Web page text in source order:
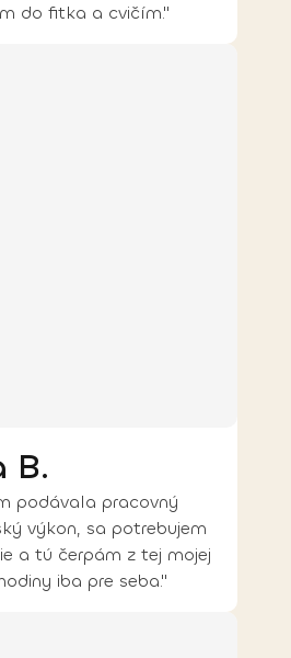
do fitka a cvičím."
B.
podávala pracovný
výkon, sa potrebujem
a tú čerpám z tej mojej
iba pre seba."